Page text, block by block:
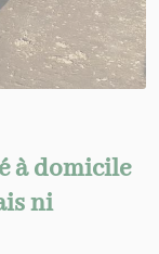
à domicile
ni